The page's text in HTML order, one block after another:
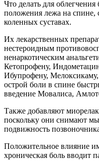
Что делать для
положения лежа на спине,
коленных суставах.
Их лекарственных
нестероидным
ненаркотическим
Кетопрофену,
Ибупрофену,
острой боли в спине
введение Мовалиса,
Также добавляют
поскольку они снимают
подвижность
Положительное влияние
хроническая боль вводит